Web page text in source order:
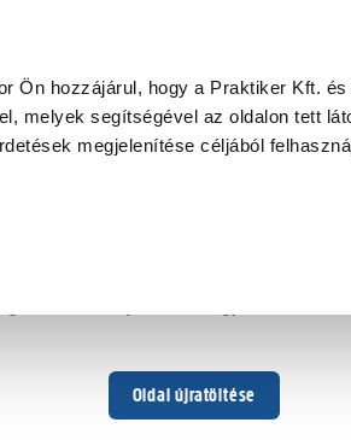
Ön hozzájárul, hogy a Praktiker Kft.
melyek segítségével az oldalon tett
megjelenítése céljából
Oldal újratöltése